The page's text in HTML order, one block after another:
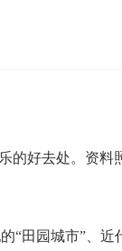
的好去处。资料
“田园城市”、近